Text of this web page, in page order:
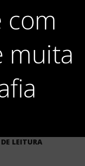
com
muita
LEITURA